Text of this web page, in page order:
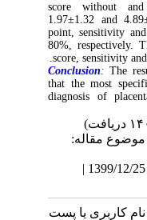
score without
1.97±1.32 and
point, sensitivity
80%,
score, sensitivity
Conclusion:The
that the most
diagnosis of
مقاله:
دریافت: 1399/11/18 | پذیرش: 1399/12/25 |
کاربری یا پست